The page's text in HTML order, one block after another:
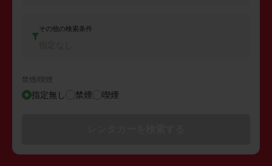
その他の検索条件
禁煙/喫煙
指定無し 禁煙 喫煙